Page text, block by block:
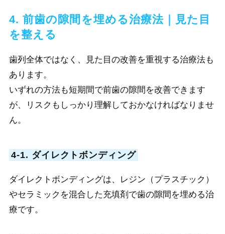
4. 前歯の隙間を埋める治療法｜見た目
を整える
歯列全体ではなく、見た目の改善を重視する治療法も
あります。
いずれの方法も短期間で前歯の隙間を改善できます
が、リスクもしっかり理解しておかなければなりませ
ん。
4-1. ダイレクトボンディング
ダイレクトボンディングは、レジン（プラスチック）
やセラミックを混合した充填剤で歯の隙間を埋める治
療です。